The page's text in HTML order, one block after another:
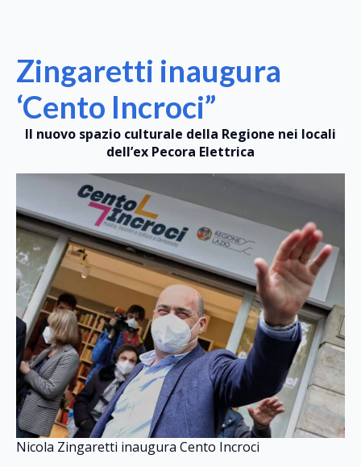
Zingaretti inaugura
‘Cento Incroci”
Il nuovo spazio culturale della Regione nei locali
dell’ex Pecora Elettrica
Nicola Zingaretti inaugura Cento Incroci